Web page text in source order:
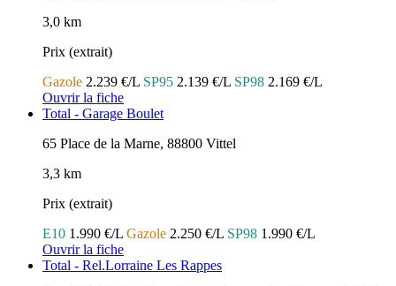
3,0 km
Prix (extrait)
Gazole 2.239 €/L SP95 2.139 €/L SP98 2.169 €/L
Ouvrir la fiche
Total - Garage Boulet
65 Place de la Marne, 88800 Vittel
3,3 km
Prix (extrait)
E10 1.990 €/L Gazole 2.250 €/L SP98 1.990 €/L
Ouvrir la fiche
Total - Rel.Lorraine Les Rappes